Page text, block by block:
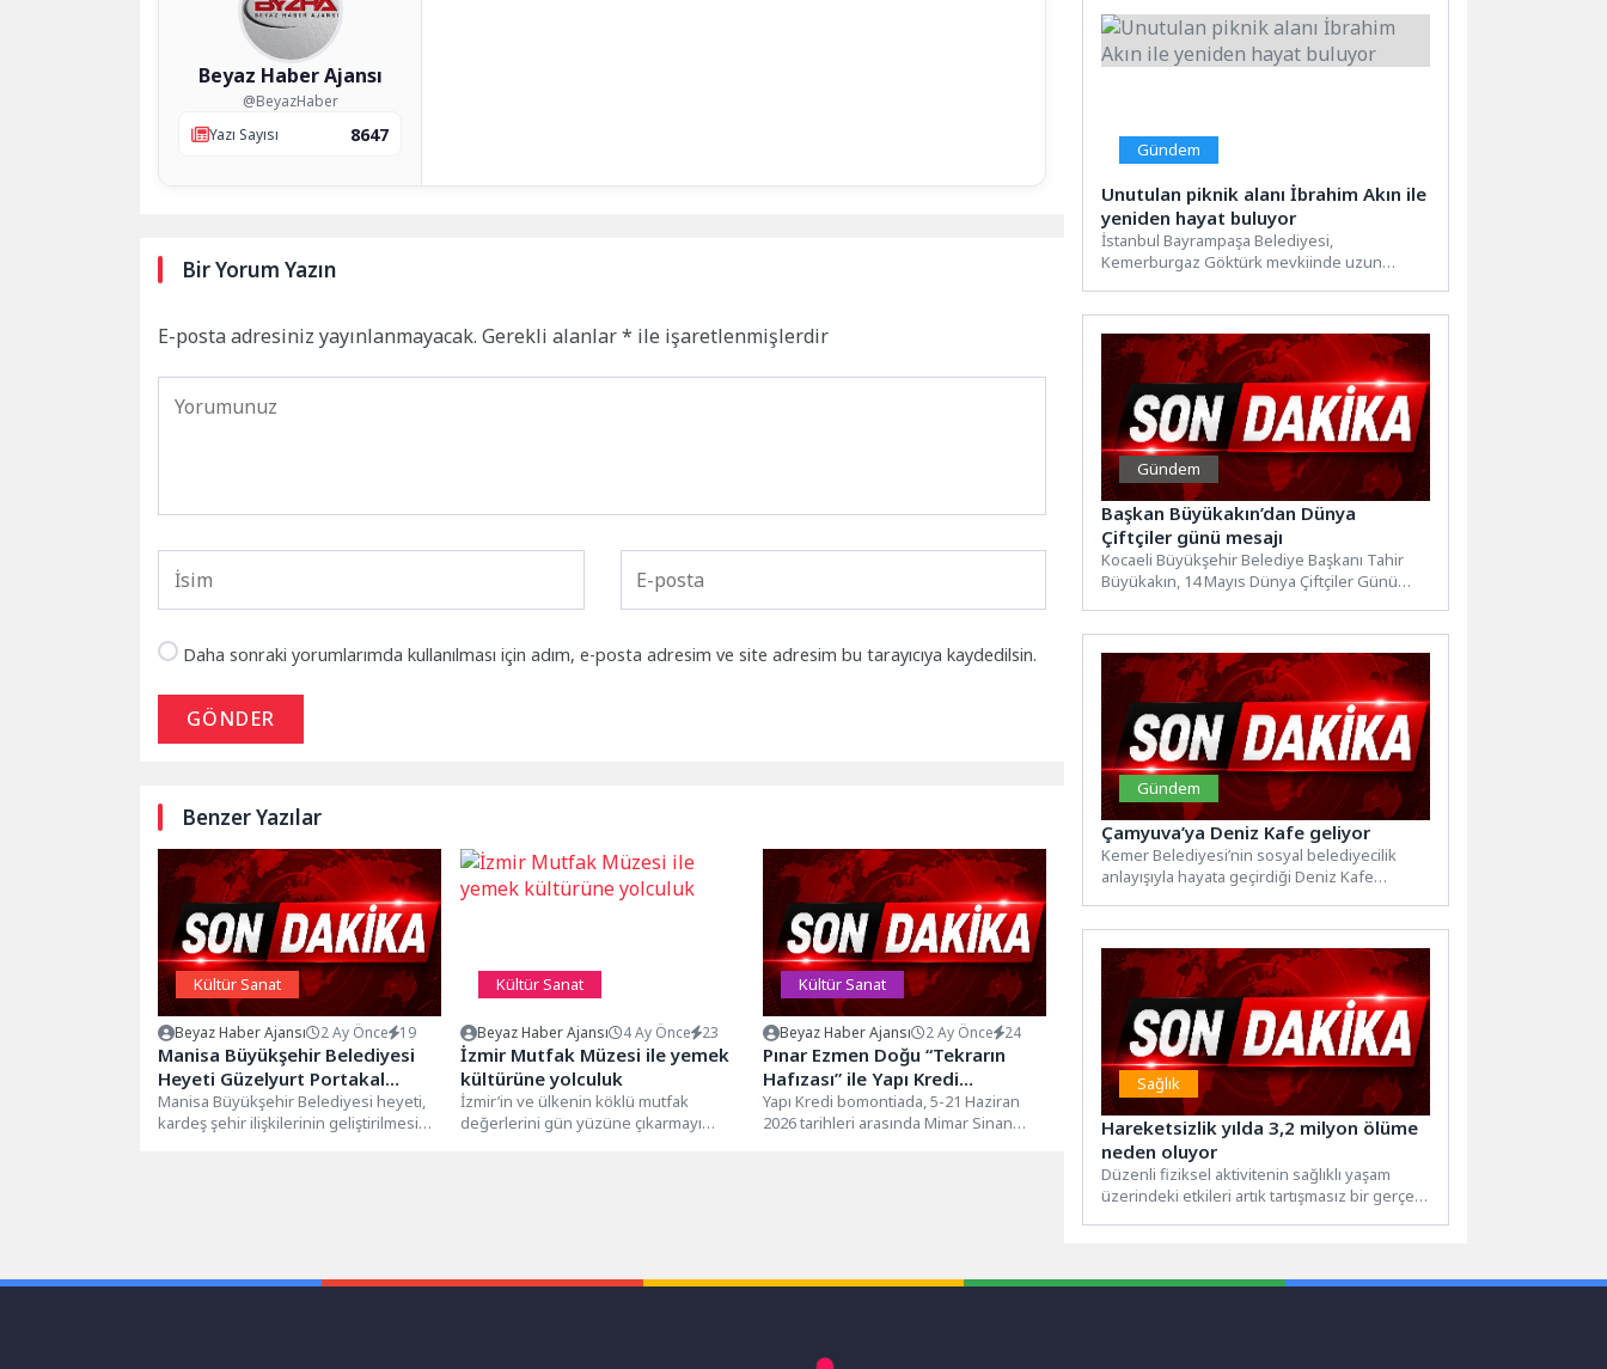
Beyaz Haber Ajansı
@BeyazHaber
Yazı Sayısı
8647
Bir Yorum Yazın
E-posta adresiniz yayınlanmayacak. Gerekli alanlar* ile işaretlenmişlerdir
Daha sonraki yorumlarımda kullanılması için adım, e-posta adresim ve site adresim bu tarayıcıya kaydedilsin.
GÖNDER
Benzer Yazılar
Kültür Sanat
Beyaz Haber Ajansı 2 Ay Önce 19
Manisa Büyükşehir Belediyesi
Heyeti Güzelyurt Portakal
Festivali’ne Katıldı
Manisa Büyükşehir Belediyesi heyeti,
kardeş şehir ilişkilerinin geliştirilmesi
Kültür Sanat
Beyaz Haber Ajansı 4 Ay Önce 23
İzmir Mutfak Müzesi ile yemek
kültürüne yolculuk
İzmir’in ve ülkenin köklü mutfak
değerlerini gün yüzüne çıkarmayı
Kültür Sanat
Beyaz Haber Ajansı 2 Ay Önce 24
Pınar Ezmen Doğu “Tekrarın
Hafızası” ile Yapı Kredi
bomontiada’da
Yapı Kredi bomontiada, 5-21 Haziran
2026 tarihleri arasında Mimar Sinan
Gündem
Unutulan piknik alanı İbrahim Akın ile
yeniden hayat buluyor
İstanbul Bayrampaşa Belediyesi,
Kemerburgaz Göktürk mevkiinde uzun
Gündem
Başkan Büyükakın’dan Dünya
Çiftçiler günü mesajı
Kocaeli Büyükşehir Belediye Başkanı Tahir
Büyükakın, 14 Mayıs Dünya Çiftçiler Günü
Gündem
Çamyuva’ya Deniz Kafe geliyor
Kemer Belediyesi’nin sosyal belediyecilik
anlayışıyla hayata geçirdiği Deniz Kafe
Sağlık
Hareketsizlik yılda 3,2 milyon ölüme
neden oluyor
Düzenli fiziksel aktivitenin sağlıklı yaşam
üzerindeki etkileri artık tartışmasız bir gerçek.